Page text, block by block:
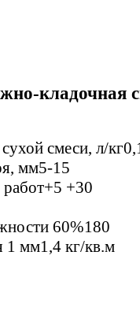
кладочная
смеси, л/кг
мм5-15
+5 +30
60%180
1 мм1,4 кг/кв.м